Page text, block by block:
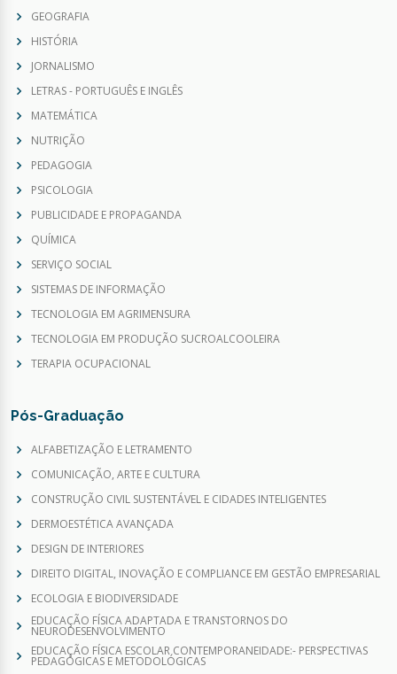
GEOGRAFIA
HISTÓRIA
JORNALISMO
LETRAS - PORTUGUÊS E INGLÊS
MATEMÁTICA
NUTRIÇÃO
PEDAGOGIA
PSICOLOGIA
PUBLICIDADE E PROPAGANDA
QUÍMICA
SERVIÇO SOCIAL
SISTEMAS DE INFORMAÇÃO
TECNOLOGIA EM AGRIMENSURA
TECNOLOGIA EM PRODUÇÃO SUCROALCOOLEIRA
TERAPIA OCUPACIONAL
Pós-Graduação
ALFABETIZAÇÃO E LETRAMENTO
COMUNICAÇÃO, ARTE E CULTURA
CONSTRUÇÃO CIVIL SUSTENTÁVEL E CIDADES INTELIGENTES
DERMOESTÉTICA AVANÇADA
DESIGN DE INTERIORES
DIREITO DIGITAL, INOVAÇÃO E COMPLIANCE EM GESTÃO EMPRESARIAL
ECOLOGIA E BIODIVERSIDADE
EDUCAÇÃO FÍSICA ADAPTADA E TRANSTORNOS DO
NEURODESENVOLVIMENTO
EDUCAÇÃO FÍSICA ESCOLAR CONTEMPORANEIDADE:- PERSPECTIVAS
PEDAGÓGICAS E METODOLÓGICAS